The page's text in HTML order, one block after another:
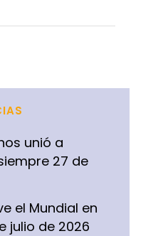
unió a
27 de
el Mundial en
julio de 2026